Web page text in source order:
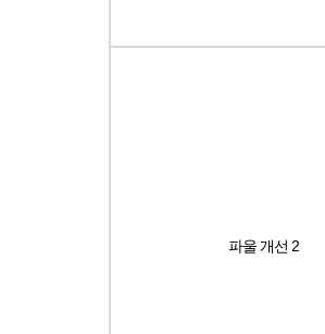
파울 개선 2